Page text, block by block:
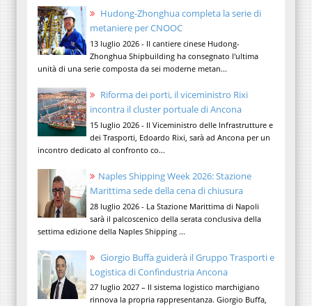
Hudong-Zhonghua completa la serie di
metaniere per CNOOC
13 luglio 2026 - Il cantiere cinese Hudong-
Zhonghua Shipbuilding ha consegnato l'ultima
unità di una serie composta da sei moderne metan...
Riforma dei porti, il viceministro Rixi
incontra il cluster portuale di Ancona
15 luglio 2026 - Il Viceministro delle Infrastrutture e
dei Trasporti, Edoardo Rixi, sarà ad Ancona per un
incontro dedicato al confronto co...
Naples Shipping Week 2026: Stazione
Marittima sede della cena di chiusura
28 luglio 2026 - La Stazione Marittima di Napoli
sarà il palcoscenico della serata conclusiva della
settima edizione della Naples Shipping ...
Giorgio Buffa guiderà il Gruppo Trasporti e
Logistica di Confindustria Ancona
27 luglio 2027 – Il sistema logistico marchigiano
rinnova la propria rappresentanza. Giorgio Buffa,